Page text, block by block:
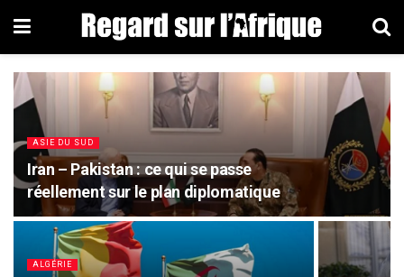
ASIE DU SUD
Iran – Pakistan : ce qui se passe
réellement sur le plan diplomatique
ALGÉRIE